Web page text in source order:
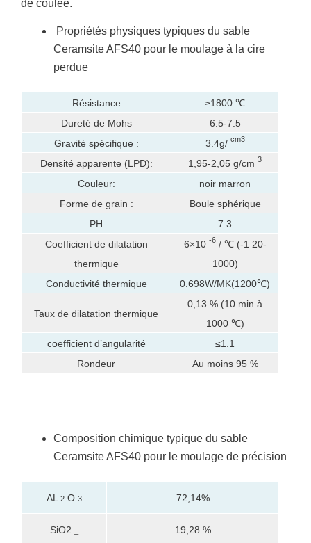
de coulée.
Propriétés physiques typiques du sable
Ceramsite AFS40 pour le moulage à la cire
perdue
Résistance
≥1800 ℃
Dureté de Mohs
6.5-7.5
Gravité spécifique :
3.4g/ cm3
Densité apparente (LPD): 1,95-2,05 g/cm 3
Couleur:
noir marron
Forme de grain :
Boule sphérique
PH
7.3
Coefficient de dilatation
thermique
6×10 -6/ ℃ (-1 20-
1000)
Conductivité thermique
0.698W/MK(1200℃)
Taux de dilatation thermique
0,13 % (10 min à
1000 ℃)
coefficient d’angularité
≤1.1
Rondeur
Au moins 95 %
Composition chimique typique du sable
Ceramsite AFS40 pour le moulage de précision
AL 2O 3 72,14%
SiO2 19,28 %